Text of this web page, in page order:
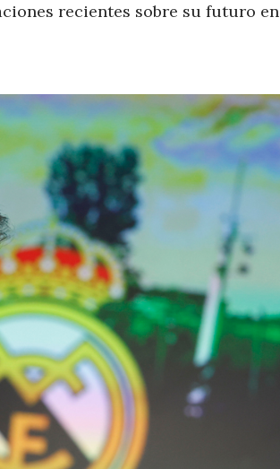
recientes sobre su futuro en